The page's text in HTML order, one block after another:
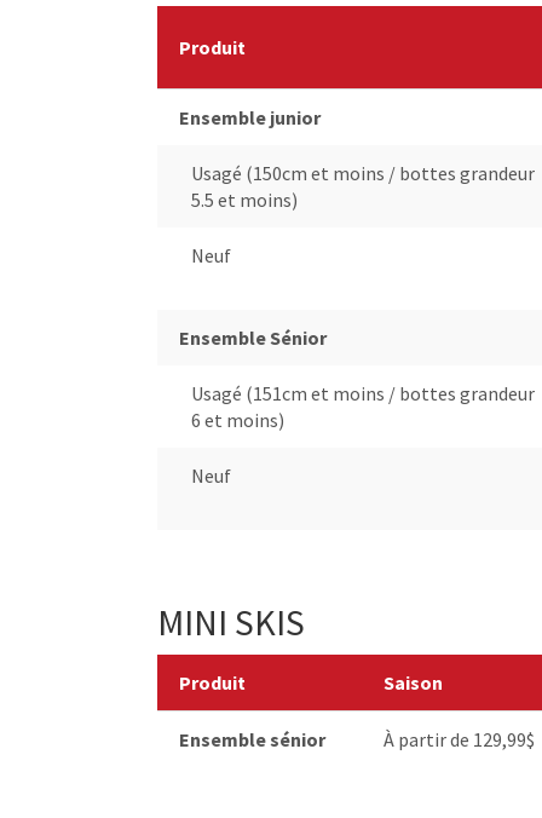
Produit
Ensemble junior
Usagé (150cm et moins / bottes grandeur
5.5 et moins)
Neuf
Ensemble Sénior
Usagé (151cm et moins / bottes grandeur
6 et moins)
Neuf
MINI SKIS
Produit Saison
Ensemble sénior À partir de 129,99$